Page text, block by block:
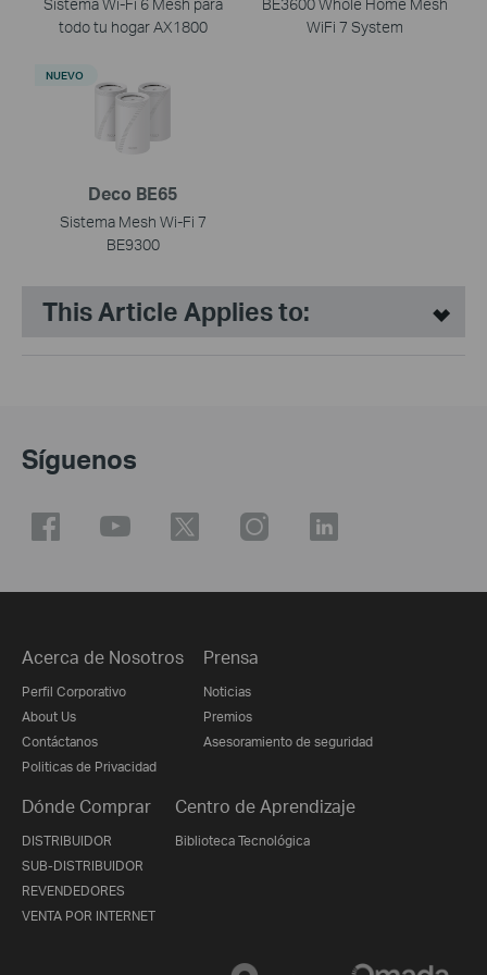
Sistema Wi-Fi 6 Mesh para
todo tu hogar AX1800
BE3600 Whole Home Mesh
WiFi 7 System
Deco BE65
Sistema Mesh Wi-Fi 7
BE9300
NUEVO
This Article Applies to:
Síguenos
Acerca de Nosotros
Perfil Corporativo
About Us
Contáctanos
Politicas de Privacidad
Prensa
Noticias
Premios
Asesoramiento de seguridad
Dónde Comprar
DISTRIBUIDOR
SUB-DISTRIBUIDOR
REVENDEDORES
VENTA POR INTERNET
Centro de Aprendizaje
Biblioteca Tecnológica